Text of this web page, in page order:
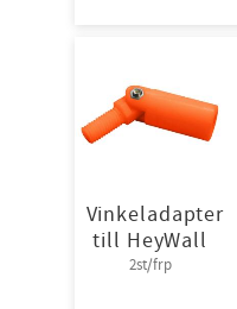
Vinkeladapter
till HeyWall
2st/frp